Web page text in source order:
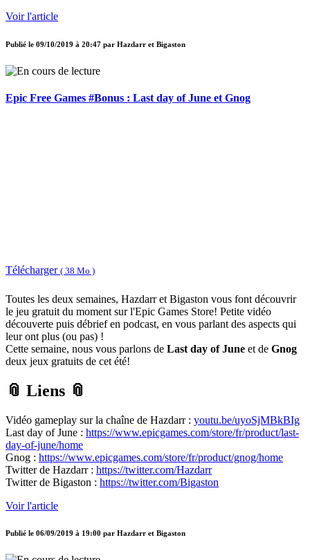
Voir l'article
Publié le 09/10/2019 à 20:47 par Hazdarr et Bigaston
Epic Free Games #Bonus : Last day of June et Gnog
Télécharger ( 38 Mo )
Toutes les deux semaines, Hazdarr et Bigaston vous font découvrir
le jeu gratuit du moment sur l'Epic Games Store! Petite vidéo
découverte puis débrief en podcast, en vous parlant des aspects qui
leur ont plus (ou pas) !
Cette semaine, nous vous parlons de Last day of June et de Gnog
deux jeux gratuits de cet été!
📎 Liens 📎
Vidéo gameplay sur la chaîne de Hazdarr : youtu.be/uyoSjMBkBIg
Last day of June : https://www.epicgames.com/store/fr/product/last-
day-of-june/home
Gnog : https://www.epicgames.com/store/fr/product/gnog/home
Twitter de Hazdarr : https://twitter.com/Hazdarr
Twitter de Bigaston : https://twitter.com/Bigaston
Voir l'article
Publié le 06/09/2019 à 19:00 par Hazdarr et Bigaston